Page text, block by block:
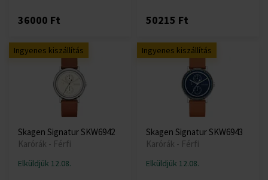
36000 Ft 50215 Ft
Ingyenes kiszállítás
Skagen Signatur SKW6942
Karórák - Férfi
Elküldjük 12.08.
Ingyenes kiszállítás
Skagen Signatur SKW6943
Karórák - Férfi
Elküldjük 12.08.